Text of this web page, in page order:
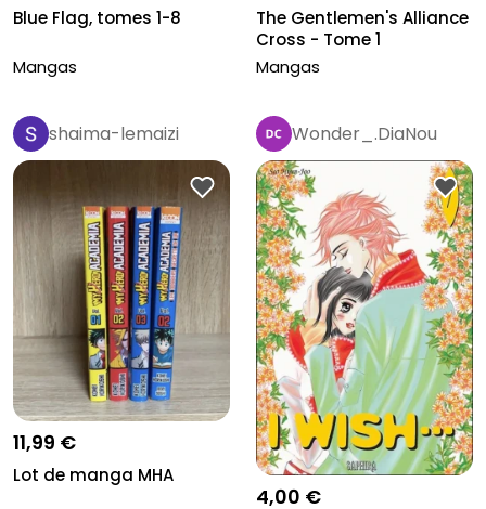
Blue Flag, tomes 1-8
Mangas
The Gentlemen's Alliance
Cross - Tome 1
Mangas
shaima-lemaizi
11,99 €
Lot de manga MHA
Wonder_.DiaNou
4,00 €